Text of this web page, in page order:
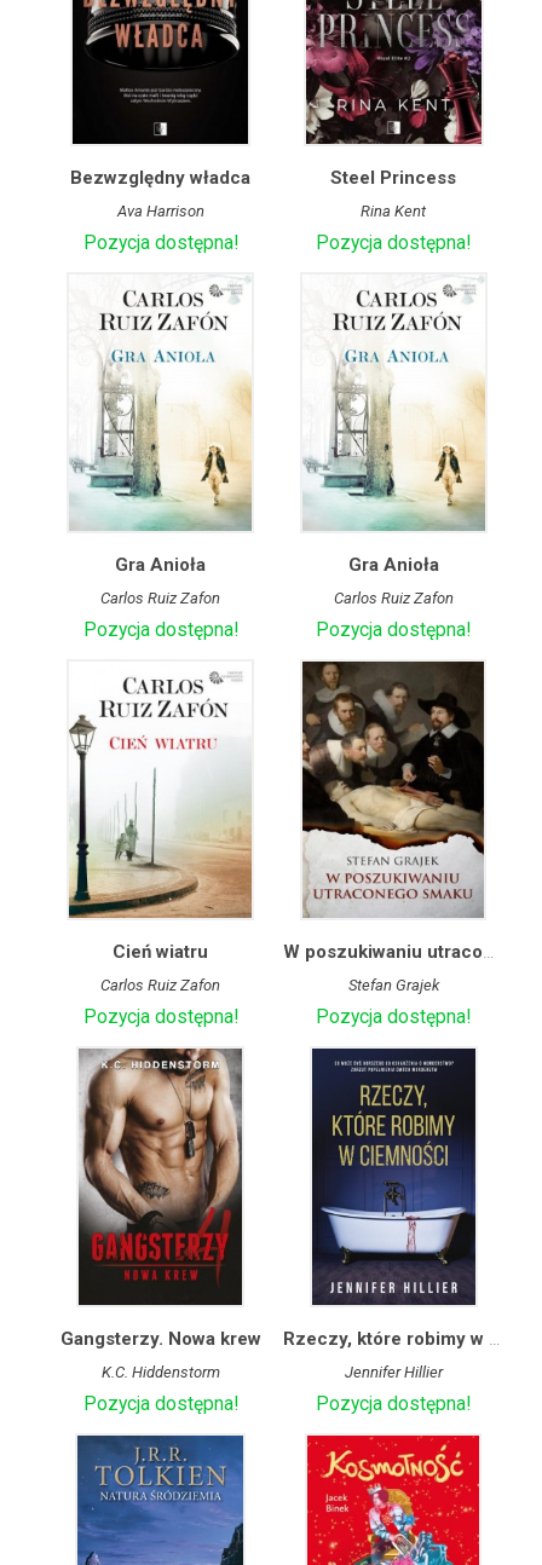
Bezwzględny władca
Ava Harrison
Pozycja dostępna!
Steel Princess
Rina Kent
Pozycja dostępna!
Gra Anioła
Carlos Ruiz Zafon
Pozycja dostępna!
Gra Anioła
Carlos Ruiz Zafon
Pozycja dostępna!
Cień wiatru
Carlos Ruiz Zafon
Pozycja dostępna!
W poszukiwaniu utraconego smaku
Stefan Grajek
Pozycja dostępna!
Gangsterzy. Nowa krew
K.C. Hiddenstorm
Pozycja dostępna!
Rzeczy, które robimy w ciemności
Jennifer Hillier
Pozycja dostępna!